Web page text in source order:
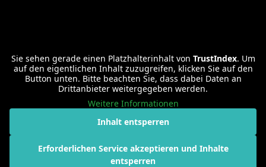
Sie sehen gerade einen Platzhalterinhalt von TrustIndex. Um
auf den eigentlichen Inhalt zuzugreifen, klicken Sie auf den
Button unten. Bitte beachten Sie, dass dabei Daten an
Drittanbieter weitergegeben werden.
Weitere Informationen
Inhalt entsperren
Erforderlichen Service akzeptieren und Inhalte
entsperren